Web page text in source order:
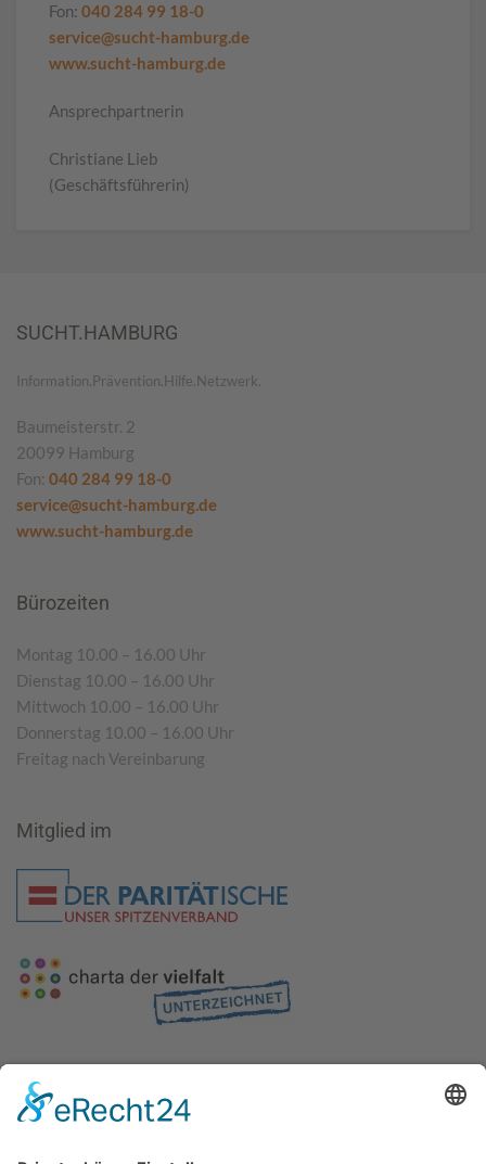
Fon: 040 284 99 18-0
service@sucht-hamburg.de
www.sucht-hamburg.de
Ansprechpartnerin
Christiane Lieb
(Geschäftsführerin)
SUCHT.HAMBURG
Information.Prävention.Hilfe.Netzwerk.
Baumeisterstr. 2
20099 Hamburg
Fon: 040 284 99 18-0
service@sucht-hamburg.de
www.sucht-hamburg.de
Bürozeiten
Montag 10.00 – 16.00 Uhr
Dienstag 10.00 – 16.00 Uhr
Mittwoch 10.00 – 16.00 Uhr
Donnerstag 10.00 – 16.00 Uhr
Freitag nach Vereinbarung
Mitglied im